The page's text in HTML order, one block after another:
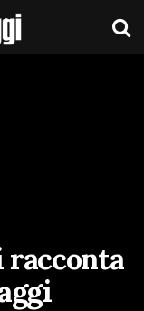
racconta